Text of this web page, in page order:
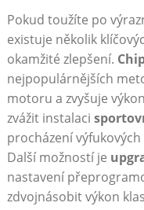
Pokud toužíte po
existuje několik
okamžité zlepšení.
nejpopulárnějších
motoru a zvyšuje
zvážit instalaci
procházení
Další možností je
nastavení
zdvojnásobit výkon